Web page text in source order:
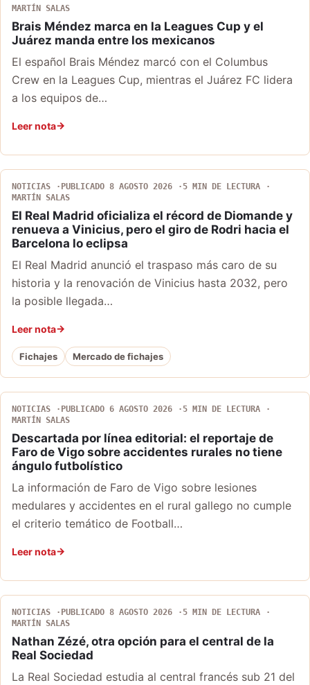
MARTÍN SALAS
Brais Méndez marca en la Leagues Cup y el
Juárez manda entre los mexicanos
El español Brais Méndez marcó con el Columbus
Crew en la Leagues Cup, mientras el Juárez FC lidera
a los equipos de…
Leer nota
NOTICIAS PUBLICADO 8 AGOSTO 2026
5 MIN DE LECTURA
MARTÍN SALAS
El Real Madrid oficializa el récord de Diomande y
renueva a Vinicius, pero el giro de Rodri hacia el
Barcelona lo eclipsa
El Real Madrid anunció el traspaso más caro de su
historia y la renovación de Vinicius hasta 2032, pero
la posible llegada…
Leer nota
Fichajes Mercado de fichajes
NOTICIAS PUBLICADO 6 AGOSTO 2026
5 MIN DE LECTURA
MARTÍN SALAS
Descartada por línea editorial: el reportaje de
Faro de Vigo sobre accidentes rurales no tiene
ángulo futbolístico
La información de Faro de Vigo sobre lesiones
medulares y accidentes en el rural gallego no cumple
el criterio temático de Football…
Leer nota
NOTICIAS PUBLICADO 8 AGOSTO 2026
5 MIN DE LECTURA
MARTÍN SALAS
Nathan Zézé, otra opción para el central de la
Real Sociedad
La Real Sociedad estudia al central francés sub 21 del